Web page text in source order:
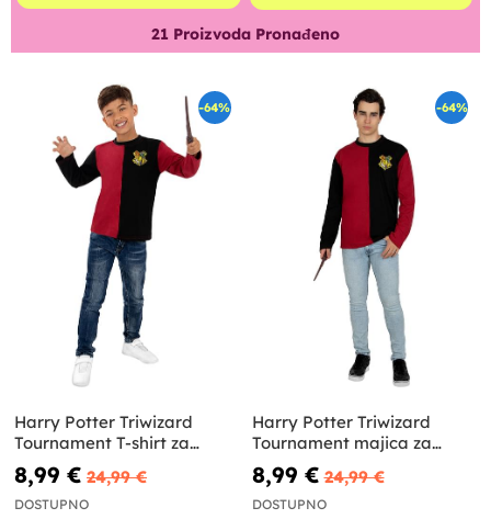
21 Proizvoda Pronađeno
-64%
Harry Potter Triwizard
Tournament T-shirt za
dječake Harry Potter
8,99 € 24,99 €
DOSTUPNO
-64%
Harry Potter Triwizard
Tournament majica za
odrasle Harry Potter
8,99 € 24,99 €
DOSTUPNO